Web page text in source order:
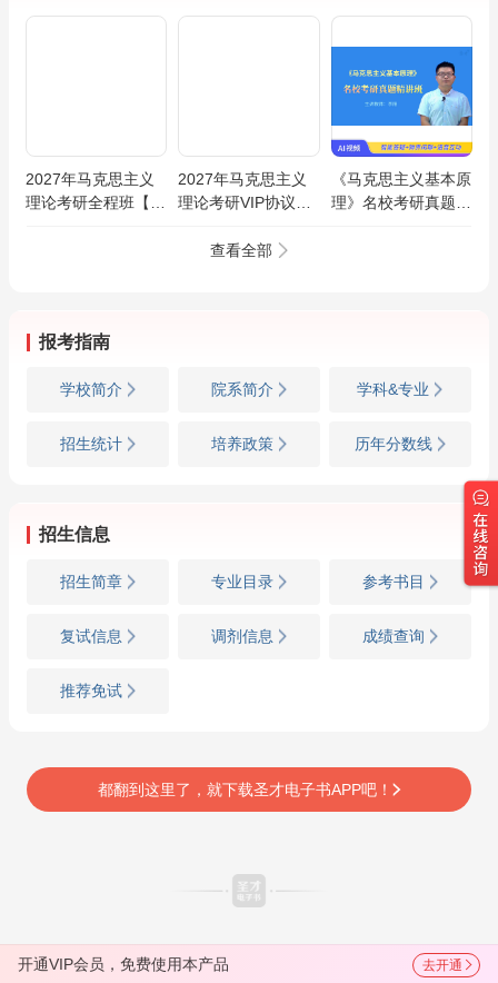
2027年马克思主义
理论考研全程班【马
2027年马克思主义
理论考研VIP协议班
理/马克思主义中国
《马克思主义基本原
理》名校考研真题精
查看全部
报考指南
学校简介 院系简介 学科&专业
招生统计 培养政策 历年分数线
招生信息
招生简章 专业目录 参考书目
复试信息 调剂信息 成绩查询
推荐免试
都翻到这里了，就下载圣才电子书APP吧！
开通VIP会员，免费使用本产品 去开通